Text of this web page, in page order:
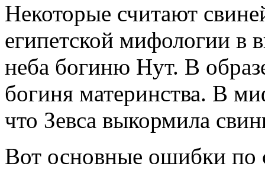
Некоторые считают
египетской мифологии в
неба богиню Нут. В
богиня материнства. В
что Зевса выкормила
Вот основные ошибки по